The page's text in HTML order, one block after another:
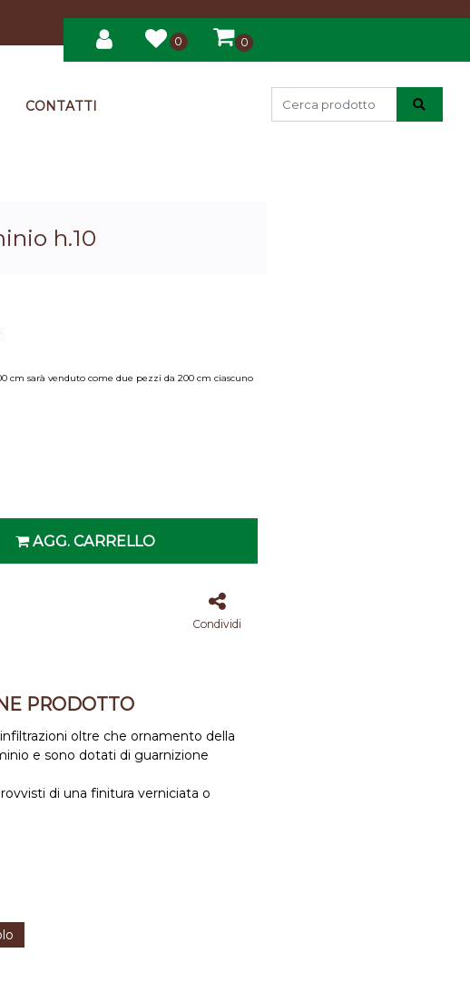
0
0
CONTATTI
h.10
cm sarà venduto come due pezzi da 200 cm ciascuno
AGG. CARRELLO
Condividi
PRODOTTO
oltre che ornamento della
e sono dotati di guarnizione
di una finitura verniciata o